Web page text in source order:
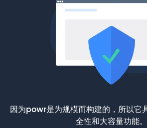
因为powr是为规模而构建的，所以它
全性和大容量功能。